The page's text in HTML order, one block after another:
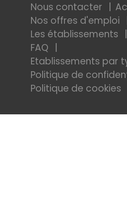
Nous contacter
Nos offres d'emploi
Les établissements
FAQ
Etablissements par
Politique de
Politique de cookies